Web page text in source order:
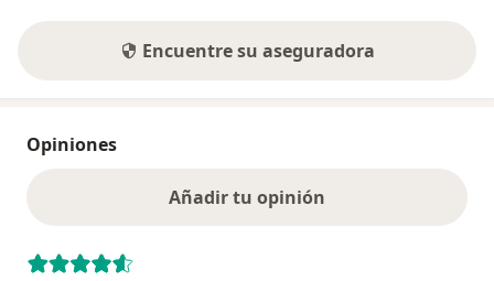
Encuentre su aseguradora
Opiniones
Añadir tu opinión